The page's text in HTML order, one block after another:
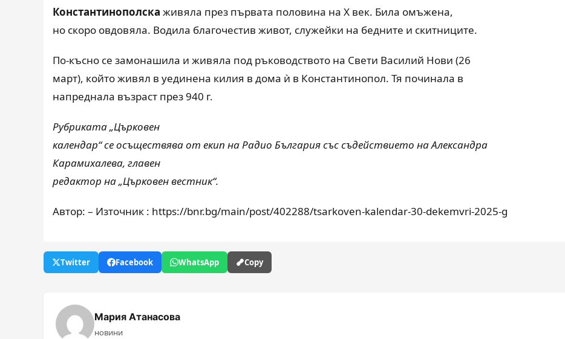
Константинополска живяла през първата половина на X век. Била омъжена,
но скоро овдовяла. Водила благочестив живот, служейки на бедните и скитниците.
По-късно се замонашила и живяла под ръководството на Свети Василий Нови (26
март), който живял в уединена килия в дома ѝ в Константинопол. Тя починала в
напреднала възраст през 940 г.
Рубриката „Църковен
календар“ се осъществява от екип на Радио България със съдействието на Александра
Карамихалева, главен
редактор на „Църковен вестник“.
Автор: – Източник : https://bnr.bg/main/post/402288/tsarkoven-kalendar-30-dekemvri-2025-g
Twitter Facebook WhatsApp Copy
Мария Атанасова
новини